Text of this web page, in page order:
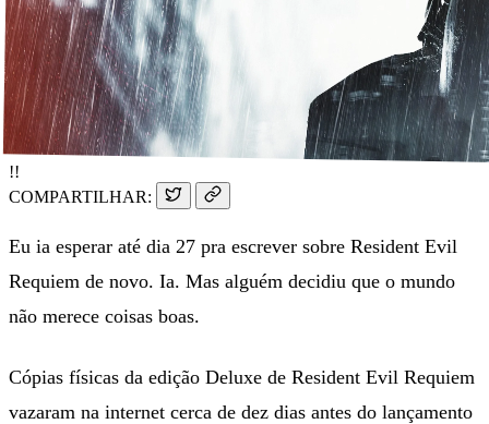
!!
COMPARTILHAR:
Eu ia esperar até dia 27 pra escrever sobre Resident Evil
Requiem de novo. Ia. Mas alguém decidiu que o mundo
não merece coisas boas.
Cópias físicas da edição Deluxe de Resident Evil Requiem
vazaram na internet cerca de dez dias antes do lançamento